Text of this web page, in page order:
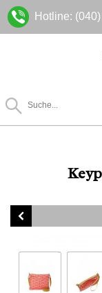
Hotline: